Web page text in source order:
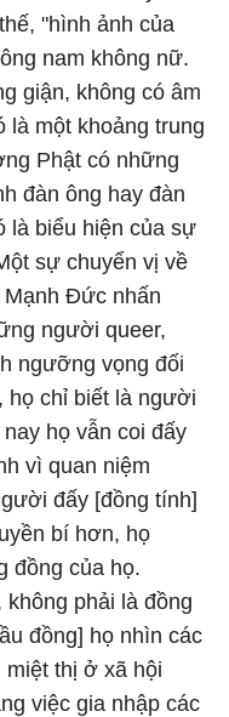
"hình ảnh của
nam không nữ.
giận, không có âm
là một khoảng trung
Phật có những
đàn ông hay đàn
là biểu hiện của sự
sự chuyển vị về
Đức nhấn
người queer,
ngưỡng vọng đối
họ chỉ biết là người
họ vẫn coi đấy
vì quan niệm
đấy [đồng tính]
bí hơn, họ
đồng của họ.
phải là đồng
đồng] họ nhìn các
miệt thị ở xã hội
việc gia nhập các